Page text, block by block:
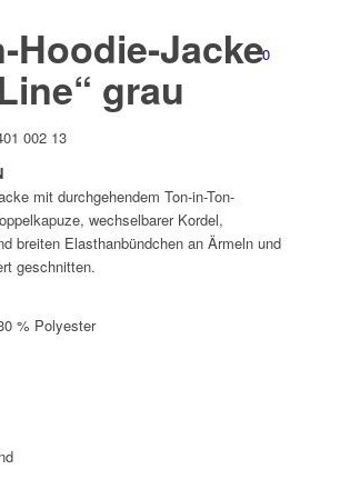
0
Hoodie-Jacke
grau
002 13
mit durchgehendem Ton-in-Ton-
wechselbarer Kordel,
breiten Elasthanbündchen an Ärmeln und
geschnitten.
% Polyester